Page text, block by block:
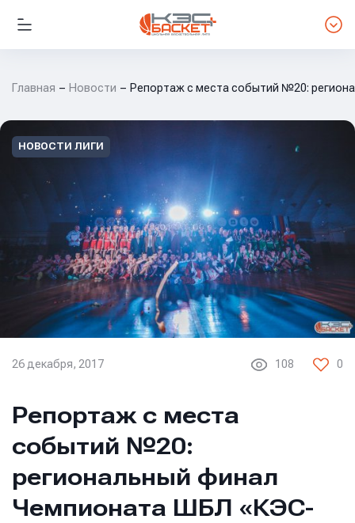
Главная Новости Репортаж с места событий №20:
НОВОСТИ ЛИГИ
26 декабря, 2017 108 0
Репортаж с места
событий №20:
региональный финал
Чемпионата ШБЛ «КЭС-